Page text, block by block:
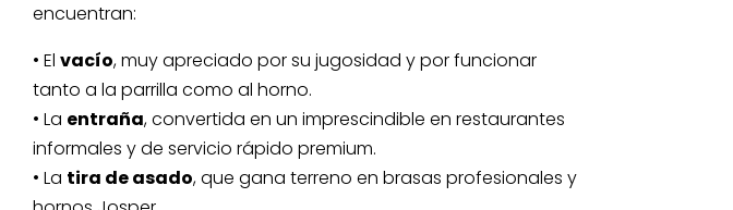
encuentran:
• El vacío, muy apreciado por su jugosidad y por funcionar
tanto a la parrilla como al horno.
• La entraña, convertida en un imprescindible en restaurantes
informales y de servicio rápido premium.
• La tira de asado, que gana terreno en brasas profesionales y